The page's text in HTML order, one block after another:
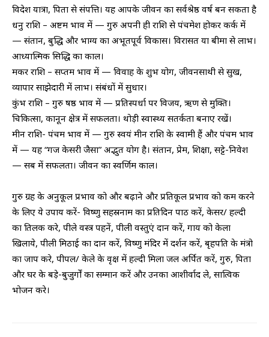
विदेश यात्रा, पिता से संपत्ति। यह आपके जीवन का सर्वश्रेष्ठ वर्ष बन सकता है
धनु राशि – अष्टम भाव में — गुरु अपनी ही राशि से पंचमेश होकर कर्क में
— संतान, बुद्धि और भाग्य का अभूतपूर्व विकास। विरासत या बीमा से लाभ।
आध्यात्मिक सिद्धि का काल।
मकर राशि – सप्तम भाव में — विवाह के शुभ योग, जीवनसाथी से सुख,
व्यापार साझेदारी में लाभ। संबंधों में सुधार।
कुंभ राशि – गुरु षष्ठ भाव में — प्रतिस्पर्धा पर विजय, ऋण से मुक्ति।
चिकित्सा, कानून क्षेत्र में सफलता। थोड़ी स्वास्थ्य सतर्कता बनाए रखें।
मीन राशि- पंचम भाव में — गुरु स्वयं मीन राशि के स्वामी हैं और पंचम भाव
में — यह “गज केसरी जैसा” अद्भुत योग है। संतान, प्रेम, शिक्षा, सट्टे-निवेश
— सब में सफलता। जीवन का स्वर्णिम काल।
गुरु ग्रह के अनुकूल प्रभाव को और बढ़ाने और प्रतिकूल प्रभाव को कम करने
के लिए ये उपाय करें- विष्णु सहस्रनाम का प्रतिदिन पाठ करें, केसर/ हल्दी
का तिलक करे, पीले वस्त्र पहनें, पीली वस्तुएं दान करें, गाय को केला
खिलाये, पीली मिठाई का दान करें, विष्णु मंदिर में दर्शन करें, बृहपति के मंत्रो
का जाप करे, पीपल/ केले के वृक्ष में हल्दी मिला जल अर्पित करें, गुरु, पिता
और घर के बड़े-बुजुर्गों का सम्मान करें और उनका आशीर्वाद ले, सात्विक
भोजन करे।